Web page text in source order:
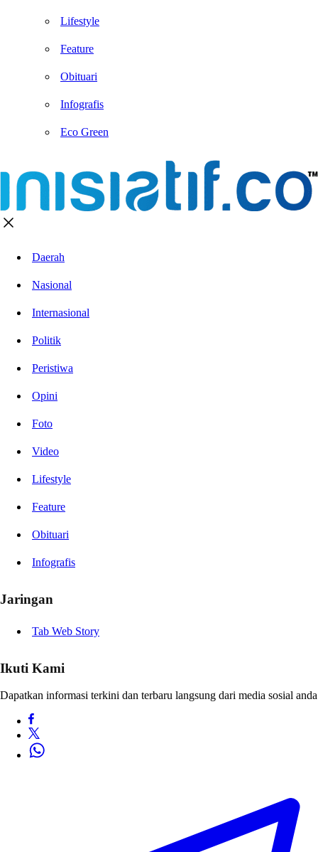
Lifestyle
Feature
Obituari
Infografis
Eco Green
Daerah
Nasional
Internasional
Politik
Peristiwa
Opini
Foto
Video
Lifestyle
Feature
Obituari
Infografis
Jaringan
Tab Web Story
Ikuti Kami
Dapatkan informasi terkini dan terbaru langsung dari media sosial anda